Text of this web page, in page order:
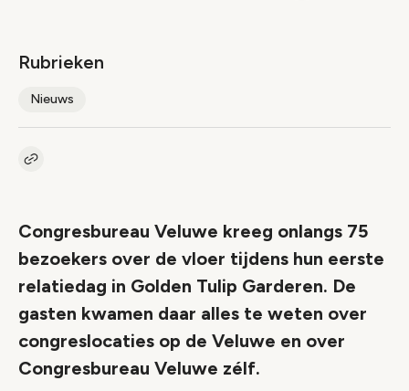
Rubrieken
Nieuws
Kopieer link naar artikel
Congresbureau Veluwe kreeg onlangs 75
bezoekers over de vloer tijdens hun eerste
relatiedag in Golden Tulip Garderen. De
gasten kwamen daar alles te weten over
congreslocaties op de Veluwe en over
Congresbureau Veluwe zélf.